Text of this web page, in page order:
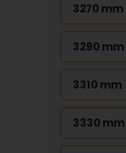
3270 mm
3290 mm
3310 mm
3330 mm